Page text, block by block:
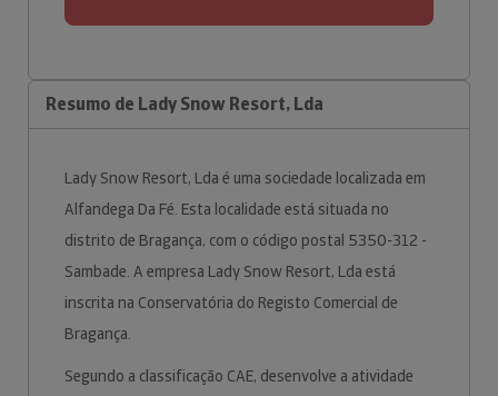
Resumo de Lady Snow Resort, Lda
Lady Snow Resort, Lda é uma sociedade localizada em
Alfandega Da Fé. Esta localidade está situada no
distrito de Bragança, com o código postal 5350-312 -
Sambade. A empresa Lady Snow Resort, Lda está
inscrita na Conservatória do Registo Comercial de
Bragança.
Segundo a classificação CAE, desenvolve a atividade